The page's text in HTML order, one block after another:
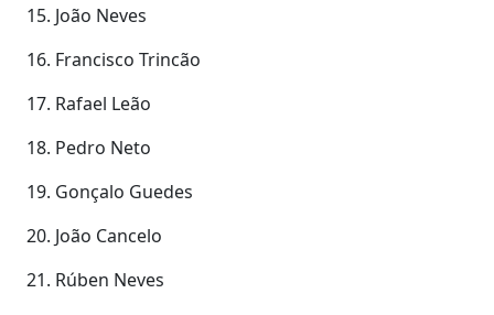
15. João Neves
16. Francisco Trincão
17. Rafael Leão
18. Pedro Neto
19. Gonçalo Guedes
20. João Cancelo
21. Rúben Neves